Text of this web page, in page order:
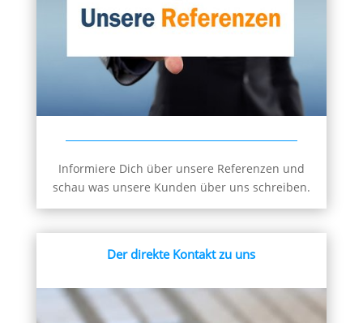
Informiere Dich über unsere Referenzen und
schau was unsere Kunden über uns schreiben.
Der direkte Kontakt zu uns